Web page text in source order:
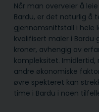
Når man overveier å
Bardu, er det naturlig å
gjennomsnittstall i hele
kvalifisert maler i
kroner, avhengig av
kompleksitet.
andre økonomiske
øvre spekteret kan
time i Bardu i noen